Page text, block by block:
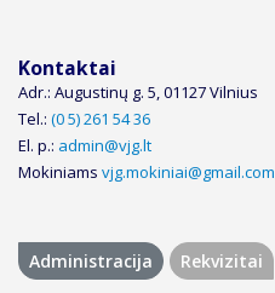
Kontaktai
Adr.: Augustinų g. 5, 01127 Vilnius
Tel.: (0 5) 261 54 36
El. p.: admin@vjg.lt
Mokiniams vjg.mokiniai@gmail.com
Administracija Rekvizitai